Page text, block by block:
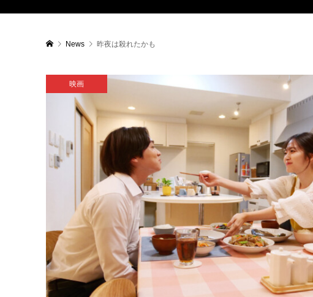
News 昨夜は殺れたかも
映画